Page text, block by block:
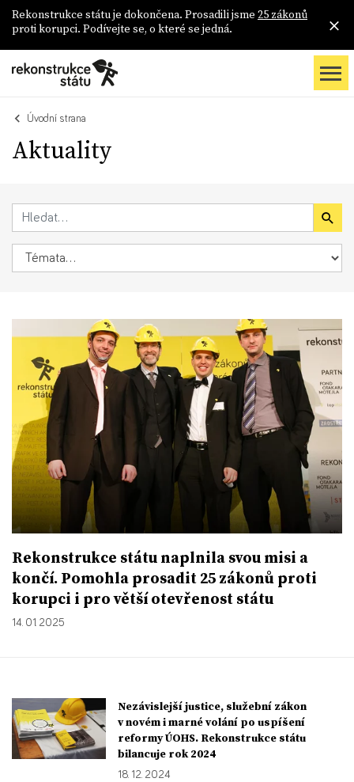
Rekonstrukce státu je dokončena. Prosadili jsme 25 zákonů
proti korupci. Podívejte se, o které se jedná.
Úvodní strana
Aktuality
Rekonstrukce státu naplnila svou misi a
končí. Pomohla prosadit 25 zákonů proti
korupci i pro větší otevřenost státu
14. 01. 2025
Nezávislejší justice, služební zákon
v novém i marné volání po uspíšení
reformy ÚOHS. Rekonstrukce státu
bilancuje rok 2024
18. 12. 2024